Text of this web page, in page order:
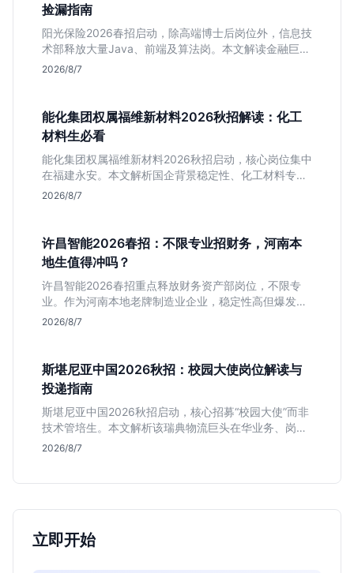
捡漏指南
阳光保险2026春招启动，除高端博士后岗位外，信息技
术部释放大量Java、前端及算法岗。本文解读金融巨头
校招门槛，分析技术岗需求与投递价值，助你快速判断
2026/8/7
能化集团权属福维新材料2026秋招解读：化工
材料生必看
能化集团权属福维新材料2026秋招启动，核心岗位集中
在福建永安。本文解析国企背景稳定性、化工材料专业
匹配度及工作地点限制，助理工科生判断是否值得投
2026/8/7
许昌智能2026春招：不限专业招财务，河南本
地生值得冲吗？
许昌智能2026春招重点释放财务资产部岗位，不限专
业。作为河南本地老牌制造业企业，稳定性高但爆发涨
薪机会少。适合想在本地积累工业场景经验的应届生。
2026/8/7
斯堪尼亚中国2026秋招：校园大使岗位解读与
投递指南
斯堪尼亚中国2026秋招启动，核心招募“校园大使”而非
技术管培生。本文解析该瑞典物流巨头在华业务、岗位
真实职责及不限专业背后的竞争逻辑，助你判断是否值
2026/8/7
立即开始